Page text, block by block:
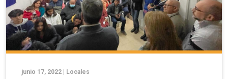
junio 17, 2022 | Locales